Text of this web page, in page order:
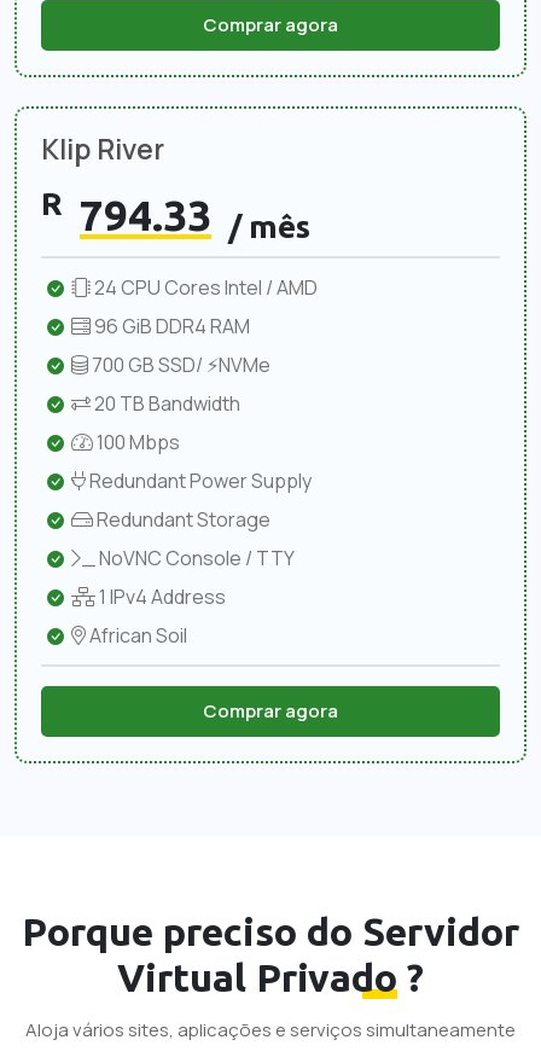
Comprar agora
Klip River
R 794.33 / mês
24 CPU Cores Intel / AMD
96 GiB DDR4 RAM
700 GB SSD/ ⚡NVMe
20 TB Bandwidth
100 Mbps
Redundant Power Supply
Redundant Storage
NoVNC Console / TTY
1 IPv4 Address
African Soil
Comprar agora
Porque preciso do Servidor
Virtual Privado ?
Aloja vários sites, aplicações e serviços simultaneamente